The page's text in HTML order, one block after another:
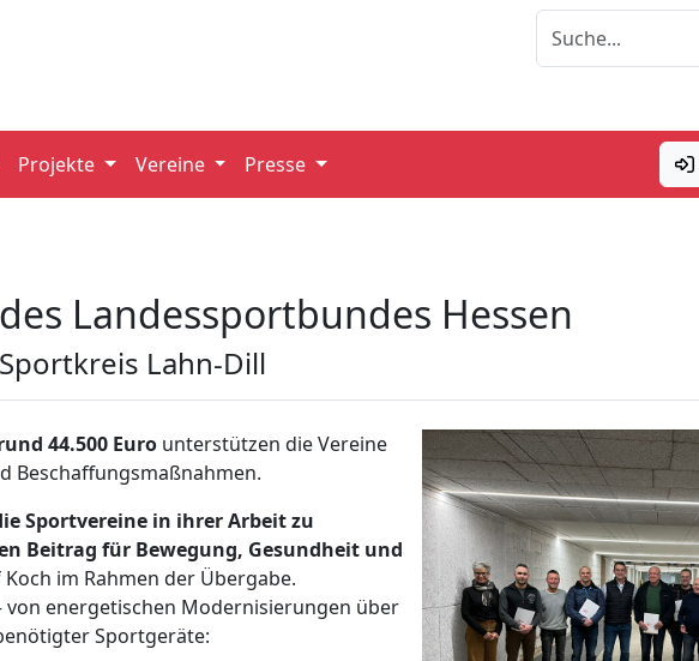
Projekte Vereine Presse
Landessportbundes Hessen
Lahn-Dill
44.500 Euro unterstützen die Vereine
Beschaffungsmaßnahmen.
Sportvereine in ihrer Arbeit zu
Beitrag für Bewegung, Gesundheit und
Koch im Rahmen der Übergabe.
energetischen Modernisierungen über
Sportgeräte: